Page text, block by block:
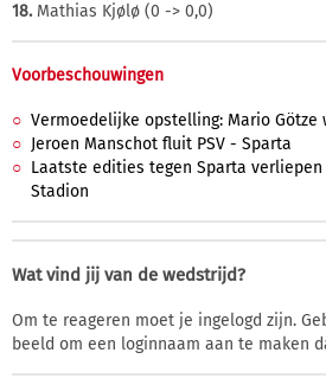
18.Mathias Kjølø (0 -> 0,0)
Voorbeschouwingen
Vermoedelijke opstelling: Mario Götze
Jeroen Manschot fluit PSV - Sparta
Laatste edities tegen Sparta
Stadion
Wat vind jij van de wedstrijd?
Om te reageren moet je ingelogd zijn.
beeld om een loginnaam aan te maken